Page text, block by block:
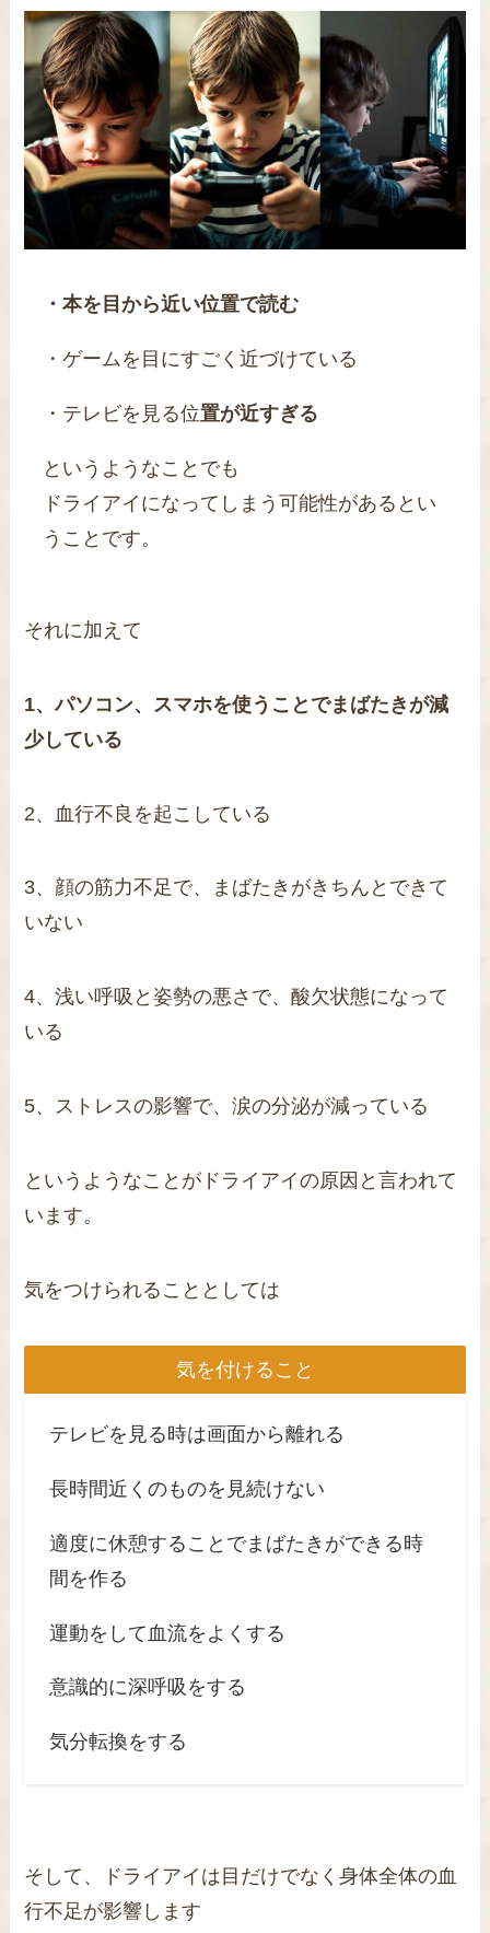
・本を目から近い位置で読む
・ゲームを目にすごく近づけている
・テレビを見る位置が近すぎる
というようなことでも
ドライアイになってしまう可能性があるとい
うことです。
それに加えて
1、パソコン、スマホを使うことでまばたきが減
少している
2、血行不良を起こしている
3、顔の筋力不足で、まばたきがきちんとできて
いない
4、浅い呼吸と姿勢の悪さで、酸欠状態になって
いる
5、ストレスの影響で、涙の分泌が減っている
というようなことがドライアイの原因と言われて
います。
気をつけられることとしては
気を付けること
テレビを見る時は画面から離れる
長時間近くのものを見続けない
適度に休憩することでまばたきができる時
間を作る
運動をして血流をよくする
意識的に深呼吸をする
気分転換をする
そして、ドライアイは目だけでなく身体全体の血
行不足が影響します